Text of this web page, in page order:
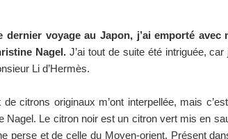
dernier voyage au Japon, j’ai emporté
Nagel. J’ai tout de suite été intriguée,
Li d’Hermès.
citrons originaux m’ont interpellée, mais
Nagel. Le citron noir est un citron vert mis en
perse et de celle du Moyen-orient. Présent